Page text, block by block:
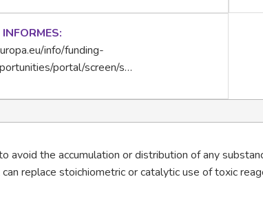
info/funding-
portal/screen/s…
avoid the accumulation or distribution of any
replace stoichiometric or catalytic use of toxic